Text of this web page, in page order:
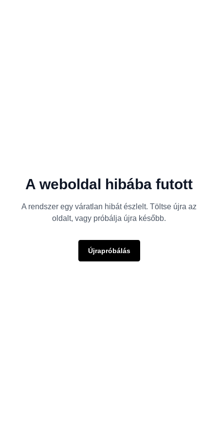
A weboldal hibába futott
A rendszer egy váratlan hibát észlelt. Töltse újra az
oldalt, vagy próbálja újra később.
Újrapróbálás